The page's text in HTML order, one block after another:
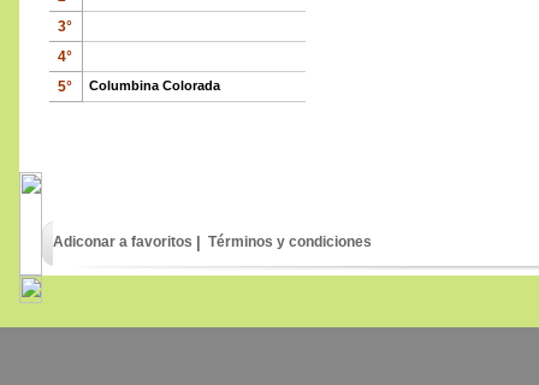
630,00€
Paloma de Cara Pálida
3°
4°
5°
Columbina Colorada
Adiconar a favoritos Términos y condiciones